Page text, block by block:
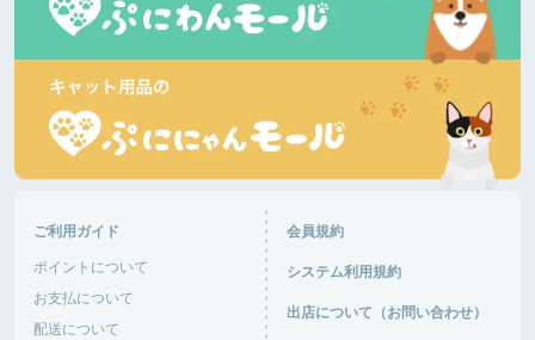
あるパパさん
日差しが陰ると肌寒いです。柴犬多いです。ランチ
して帰ります。🐶がはしゃいで嬉しいです。
神奈川県 | 富士芦ノ湖パノラマパーク
おと音々さん
今日は日中からにぎわっていて、犬達は楽しくお友
達作り、追いかけっこ楽しんでいました。さすがG
Wで混み混み！車の出入りが大変そうだった！
道の駅あがつま峡
ご利用ガイド
ポイントについて
お支払について
配送について
会員規約
システム利用規約
出店について（お問い合わせ）